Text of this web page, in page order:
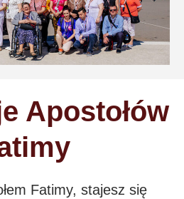
Apostołów
Fatimy, stajesz się